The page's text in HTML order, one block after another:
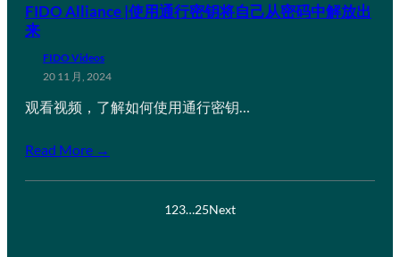
FIDO Alliance |使用通行密钥将自己从密码中解放出
来
FIDO Videos
20 11 月, 2024
观看视频，了解如何使用通行密钥…
Read More →
123…25Next